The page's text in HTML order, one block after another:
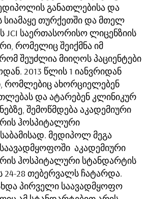
განათლებისა და
სიამაყე თურქეთში და მთელ
საერთასორისო ლიცენზიის
რომელიც შეიქმნა იმ
შეუძლია მიიღოს პაციენტები
2013 წლის 1 იანვრიდან
რომლებიც ახორციელებენ
და ატარებენ კლინიკურ
შემოწმდება აკადემიური
ჰოსპიტალური
მედიპოლ მეგა
აკადემიური
ჰოსპიტალური სტანდარტის
24-28 თებერვალს ჩატარდა.
პირველი საავადმყოფო